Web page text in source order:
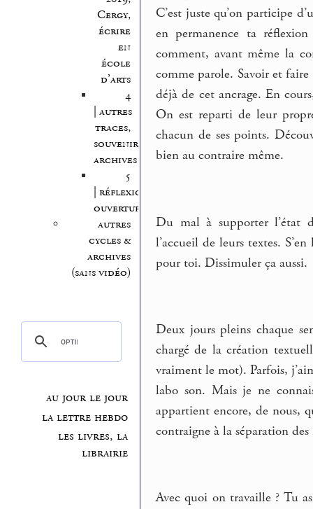
Cergy,
écrire
en
école
d’arts
4
| autres
traces,
souvenirs,
archives
5
| réflexion,
ouvertures
autres
cycles &
archives
(sans vidéo)
au jour le jour
la lettre hebdo
les livres, la
librairie
C’est juste qu’on participe
en permanence ta
comment, avant même la
comme parole. Savoir et
déjà de cet ancrage. En
On est reparti de leur
chacun de ses points.
bien au contraire même.
Du mal à supporter l’état
l’accueil de leurs textes.
pour toi. Dissimuler ça aussi.
Deux jours pleins chaque
chargé de la création
vraiment le mot). Parfois,
labo son. Mais je ne
appartient encore, de nous,
contraigne à la séparation des
Avec quoi on travaille ? Tu